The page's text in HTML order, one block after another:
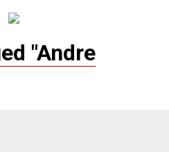
"Andre